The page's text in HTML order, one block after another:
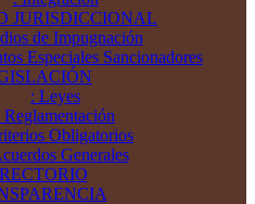
JURISDICCIONAL
de Impugnación
Especiales Sancionadores
: Leyes
Reglamentación
Obligatorios
Generales